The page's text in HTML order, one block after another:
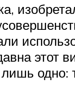
этот
одно: